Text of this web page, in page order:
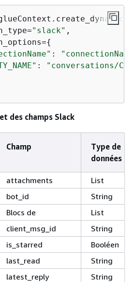
"slack" ,
{
:
:
"conversations/
des champs Slack
Champ
Type de
données
attachments
List
bot_id
String
Blocs de
List
client_msg_id
String
is_starred
Booléen
last_read
String
latest_reply
String